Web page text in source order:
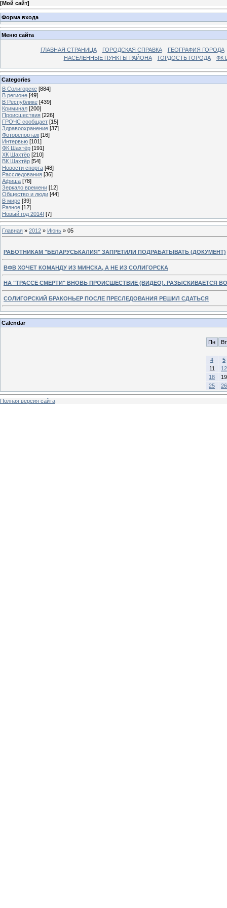
[Мой сайт]
Форма входа
Меню сайта
ГЛАВНАЯ СТРАНИЦА ГОРОДСКАЯ СПРАВКА
ГЕОГРАФИЯ ГОРОДА
НАСЕЛЁННЫЕ ПУНКТЫ РАЙОНА
ГОРДОСТЬ ГОРОДА ФК
Categories
В Солигорске [884]
В регионе [49]
В Республике [439]
Криминал [200]
Происшествия [226]
ГРОЧС сообщает [15]
Здравоохранение [37]
Фоторепортаж [16]
Интервью [101]
ФК Шахтёр [191]
ХК Шахтёр [210]
ВК Шахтёр [54]
Новости спорта [48]
Расследования [36]
Афиша [78]
Зеркало времени [12]
Общество и люди [44]
В мире [39]
Разное [12]
Новый год 2014! [7]
Главная » 2012 » Июнь » 05
РАБОТНИКАМ "БЕЛАРУСЬКАЛИЯ" ЗАПРЕТИЛИ ПОДРАБАТЫВАТЬ (ДОКУМЕНТ)
ВФВ ХОЧЕТ КОМАНДУ ИЗ МИНСКА, А НЕ ИЗ СОЛИГОРСКА
НА "ТРАССЕ СМЕРТИ" ВНОВЬ ПРОИСШЕСТВИЕ (ВИДЕО). РАЗЫСКИВАЕТСЯ
СОЛИГОРСКИЙ БРАКОНЬЕР ПОСЛЕ ПРЕСЛЕДОВАНИЯ РЕШИЛ СДАТЬСЯ
Calendar
Пн Вт
4
5
11
12
18
19
25
26
Полная версия сайта